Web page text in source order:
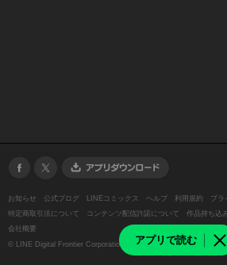
アプリで読む
お知らせ 公式ブログ LINEコミックス ヘルプ 利用規約
プラ
特定商取引法について
コンテンツ配信許諾について 作品持ち込
会社概要
© LINE Digital Frontier Corporation